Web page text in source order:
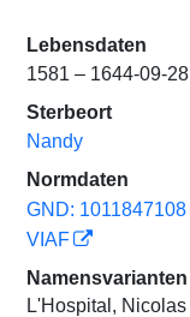
Lebensdaten
1581 – 1644-09-28
Sterbeort
Nandy
Normdaten
GND: 1011847108
VIAF
Namensvarianten
L'Hospital, Nicolas